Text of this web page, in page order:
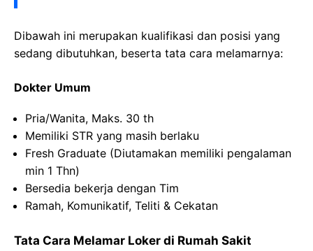
Dibawah ini merupakan kualifikasi dan posisi yang
sedang dibutuhkan, beserta tata cara melamarnya:
Dokter Umum
Pria/Wanita, Maks. 30 th
Memiliki STR yang masih berlaku
Fresh Graduate (Diutamakan memiliki pengalaman
min 1 Thn)
Bersedia bekerja dengan Tim
Ramah, Komunikatif, Teliti & Cekatan
Tata Cara Melamar Loker di Rumah Sakit